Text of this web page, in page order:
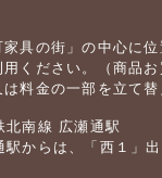
具の街」の中心に位
ください。（商品
料金の一部を立て替
北南線 広瀬通駅
駅からは、「西１」